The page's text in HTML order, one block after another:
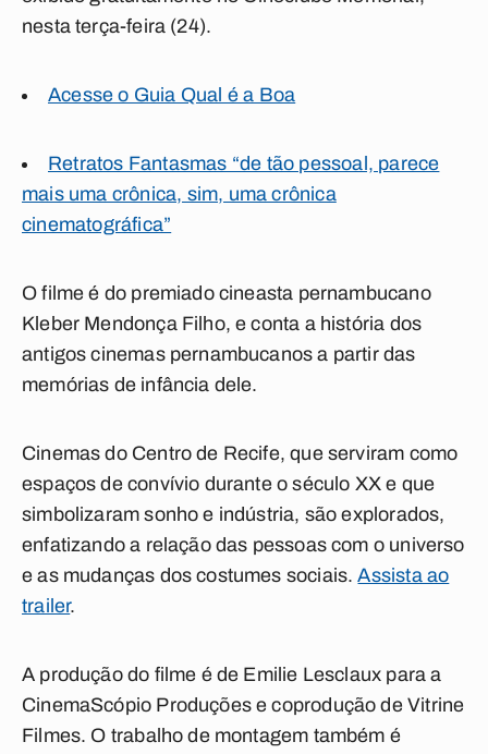
nesta terça-feira (24).
Acesse o Guia Qual é a Boa
Retratos Fantasmas “de tão pessoal, parece
mais uma crônica, sim, uma crônica
cinematográfica”
O filme é do premiado cineasta pernambucano
Kleber Mendonça Filho, e conta a história dos
antigos cinemas pernambucanos a partir das
memórias de infância dele.
Cinemas do Centro de Recife, que serviram como
espaços de convívio durante o século XX e que
simbolizaram sonho e indústria, são explorados,
enfatizando a relação das pessoas com o universo
e as mudanças dos costumes sociais.Assista ao
trailer.
A produção do filme é de Emilie Lesclaux para a
CinemaScópio Produções e coprodução de Vitrine
Filmes. O trabalho de montagem também é